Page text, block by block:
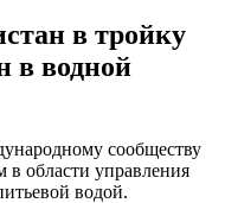
в тройку
в водной
сообществу
области управления
водой.